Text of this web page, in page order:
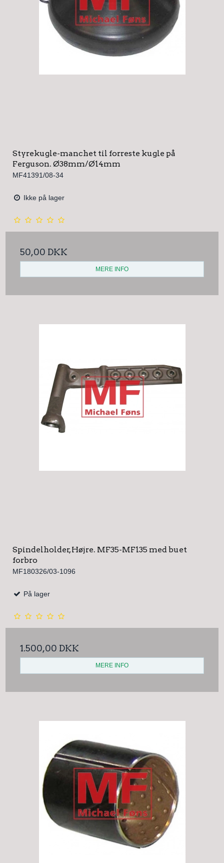
Styrekugle-manchet til forreste kugle på
Ferguson. Ø38mm/Ø14mm
MF41391/08-34
Ikke på lager
50,00 DKK
MERE INFO
Spindelholder, Højre. MF35-MF135 med buet
forbro
MF180326/03-1096
På lager
1.500,00 DKK
MERE INFO